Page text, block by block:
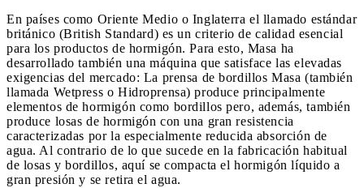
En países como Oriente Medio o Inglaterra el llamado estándar
británico (British Standard) es un criterio de calidad esencial
para los productos de hormigón. Para esto, Masa ha
desarrollado también una máquina que satisface las elevadas
exigencias del mercado: La prensa de bordillos Masa (también
llamada Wetpress o Hidroprensa) produce principalmente
elementos de hormigón como bordillos pero, además, también
produce losas de hormigón con una gran resistencia
caracterizadas por la especialmente reducida absorción de
agua. Al contrario de lo que sucede en la fabricación habitual
de losas y bordillos, aquí se compacta el hormigón líquido a
gran presión y se retira el agua.